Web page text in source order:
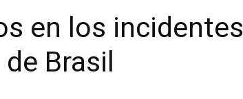
en los incidentes
Brasil